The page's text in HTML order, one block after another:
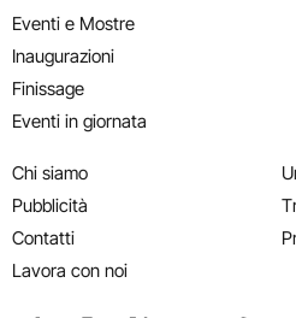
Eventi e Mostre
Inaugurazioni
Finissage
Eventi in giornata
Chi siamo
Pubblicità
Contatti
Lavora con noi